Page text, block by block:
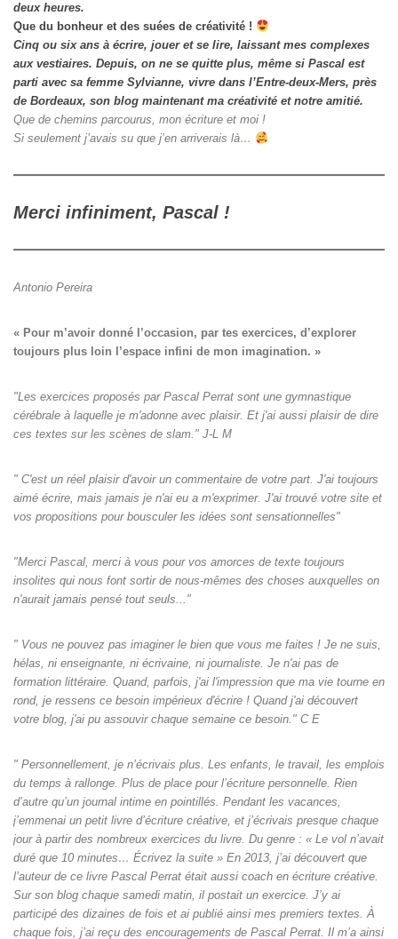
deux heures.
Que du bonheur et des suées de créativité !
Cinq ou six ans à écrire, jouer et se lire, laissant mes complexes
aux vestiaires. Depuis, on ne se quitte plus, même si Pascal est
parti avec sa femme Sylvianne, vivre dans l’Entre-deux-Mers, près
de Bordeaux, son blog maintenant ma créativité et notre amitié.
Que de chemins parcourus, mon écriture et moi !
Si seulement j’avais su que j’en arriverais là…
Merci infiniment, Pascal !
Antonio Pereira
« Pour m’avoir donné l’occasion, par tes exercices, d’explorer
toujours plus loin l’espace infini de mon imagination. »
"Les exercices proposés par Pascal Perrat sont une gymnastique
cérébrale à laquelle je m'adonne avec plaisir. Et j'ai aussi plaisir de dire
ces textes sur les scènes de slam." J-L M
" C'est un réel plaisir d'avoir un commentaire de votre part. J'ai toujours
aimé écrire, mais jamais je n'ai eu a m'exprimer. J'ai trouvé votre site et
vos propositions pour bousculer les idées sont sensationnelles"
"Merci Pascal, merci à vous pour vos amorces de texte toujours
insolites qui nous font sortir de nous-mêmes des choses auxquelles on
n'aurait jamais pensé tout seuls‌..."
" Vous ne pouvez pas imaginer le bien que vous me faites ! Je ne suis,
hélas, ni enseignante, ni écrivaine, ni journaliste. Je n'ai pas de
formation littéraire. Quand, parfois, j'ai l'impression que ma vie tourne en
rond, je ressens ce besoin impérieux d'écrire ! Quand j'ai découvert
votre blog, j'ai pu assouvir chaque semaine ce besoin." C E
" Personnellement, je n’écrivais plus. Les enfants, le travail, les emplois
du temps à rallonge. Plus de place pour l’écriture personnelle. Rien
d’autre qu’un journal intime en pointillés. Pendant les vacances,
j’emmenai un petit livre d’écriture créative, et j’écrivais presque chaque
jour à partir des nombreux exercices du livre. Du genre : « Le vol n’avait
duré que 10 minutes… Écrivez la suite » En 2013, j’ai découvert que
l’auteur de ce livre Pascal Perrat était aussi coach en écriture créative.
Sur son blog chaque samedi matin, il postait un exercice. J’y ai
participé des dizaines de fois et ai publié ainsi mes premiers textes. À
chaque fois, j’ai reçu des encouragements de Pascal Perrat. Il m’a ainsi